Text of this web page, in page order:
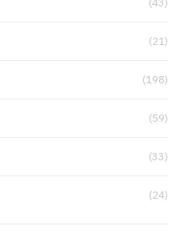
(43)
(21)
(198)
(59)
(33)
(24)